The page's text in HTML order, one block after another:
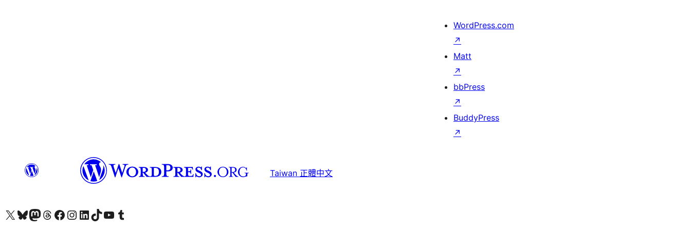
WordPress.com
↗
Matt
↗
bbPress
↗
BuddyPress
↗
Taiwan 正體中文
查看我們的 X (之前的 Twitter) 帳號造訪我們的 Bluesky 帳號造訪我們的 Mastodon 帳號造訪我們的 Threads 帳號 造訪我們的 Facebook 粉絲專頁Visit our Instagram account
Visit our LinkedIn account
造訪我們的 TikTok 帳號Visit our YouTube channel
造訪我們的 Tumblr 帳號